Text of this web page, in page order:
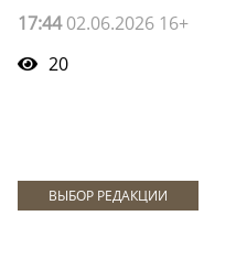
17:4402.06.2026 16+
20
ВЫБОР РЕДАКЦИИ